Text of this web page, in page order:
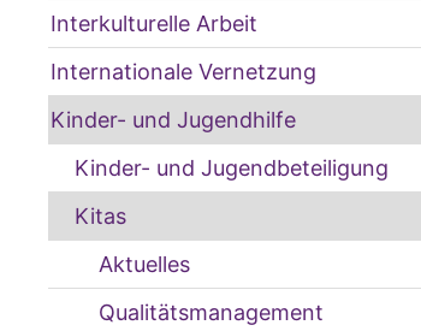
Interkulturelle Arbeit
Internationale Vernetzung
Kinder- und Jugendhilfe
Kinder- und Jugendbeteiligung
Kitas
Aktuelles
Qualitätsmanagement